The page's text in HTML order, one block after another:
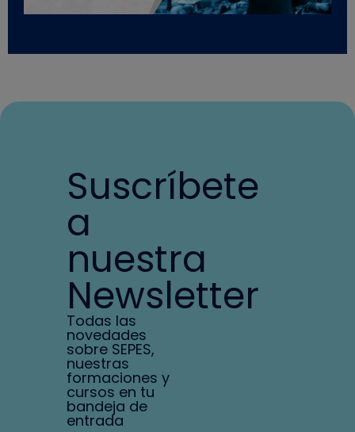
Suscríbete
a
nuestra
Newsletter
Todas las
novedades
sobre SEPES,
nuestras
formaciones y
cursos en tu
bandeja de
entrada